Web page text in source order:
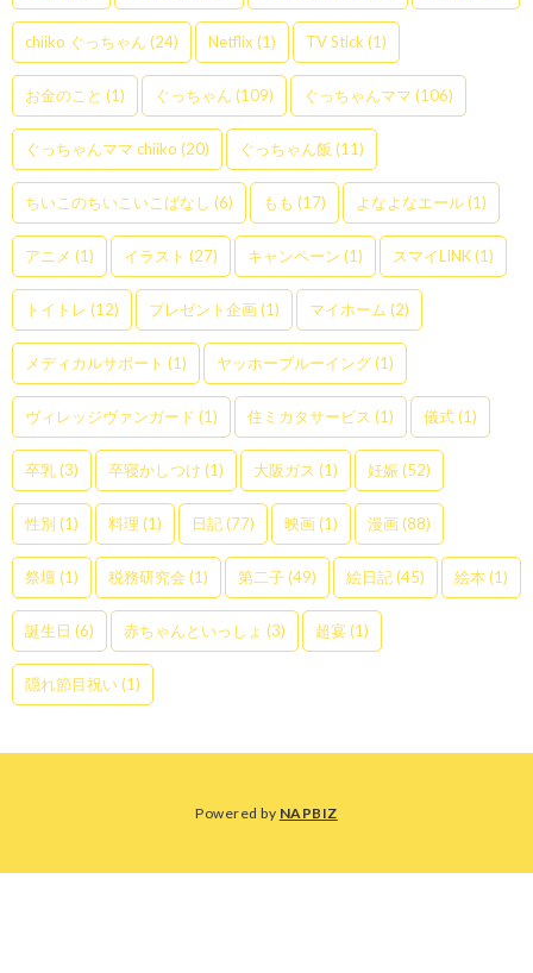
chiiko ぐっちゃん (24) Netflix (1) TV Stick (1)
お金のこと (1) ぐっちゃん (109) ぐっちゃんママ (106)
ぐっちゃんママ chiiko (20) ぐっちゃん飯 (11)
ちいこのちいこいこばなし (6) もも (17) よなよなエール(1)
アニメ (1) イラスト (27) キャンペーン (1) スマイLINK(1)
トイトレ (12) プレゼント企画(1) マイホーム (2)
メディカルサポート (1) ヤッホーブルーイング(1)
ヴィレッジヴァンガード (1) 住ミカタサービス (1) 儀式(1)
卒乳(3) 卒寝かしつけ (1) 大阪ガス (1) 妊娠(52)
性別 (1) 料理 (1) 日記(77) 映画(1) 漫画(88)
祭壇 (1) 税務研究会 (1) 第二子(49) 絵日記(45) 絵本(1)
誕生日 (6) 赤ちゃんといっしょ (3) 超宴(1)
隠れ節目祝い(1)
Powered by NAPBIZ